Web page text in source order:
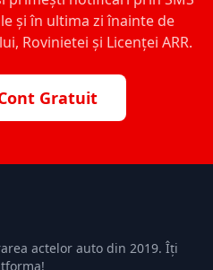
și în ultima zi înainte de
Rovinietei și Licenței ARR.
Gratuit
actelor auto din 2019. Îți